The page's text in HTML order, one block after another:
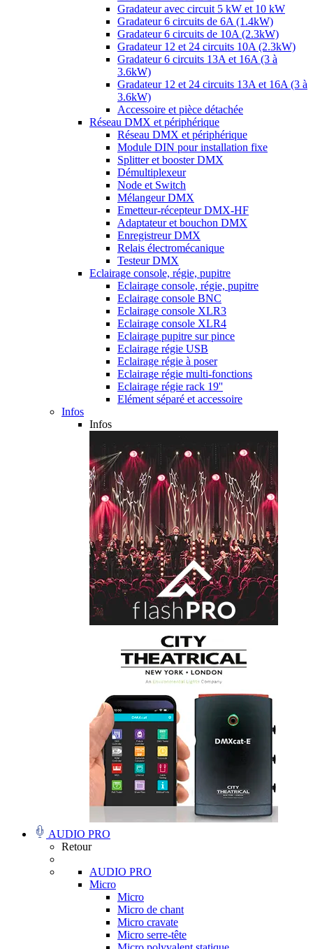
Gradateur avec circuit 5 kW et 10 kW
Gradateur 6 circuits de 6A (1.4kW)
Gradateur 6 circuits de 10A (2.3kW)
Gradateur 12 et 24 circuits 10A (2.3kW)
Gradateur 6 circuits 13A et 16A (3 à
3.6kW)
Gradateur 12 et 24 circuits 13A et 16A (3 à
3.6kW)
Accessoire et pièce détachée
Réseau DMX et périphérique
Réseau DMX et périphérique
Module DIN pour installation fixe
Splitter et booster DMX
Démultiplexeur
Node et Switch
Mélangeur DMX
Emetteur-récepteur DMX-HF
Adaptateur et bouchon DMX
Enregistreur DMX
Relais électromécanique
Testeur DMX
Eclairage console, régie, pupitre
Eclairage console, régie, pupitre
Eclairage console BNC
Eclairage console XLR3
Eclairage console XLR4
Eclairage pupitre sur pince
Eclairage régie USB
Eclairage régie à poser
Eclairage régie multi-fonctions
Eclairage régie rack 19''
Elément séparé et accessoire
Infos
Infos
AUDIO PRO
Retour
AUDIO PRO
Micro
Micro
Micro de chant
Micro cravate
Micro serre-tête